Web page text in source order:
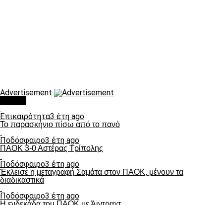
Advertisement
Επικαιρότητα3 έτη ago
Το παρασκήνιο πίσω από το πανό
Ποδόσφαιρο3 έτη ago
ΠΑΟΚ 3-0 Αστέρας Τρίπολης
Ποδόσφαιρο3 έτη ago
Έκλεισε η μεταγραφή Σαμάτα στον ΠΑΟΚ, μένουν τα
διαδικαστικά
Ποδόσφαιρο3 έτη ago